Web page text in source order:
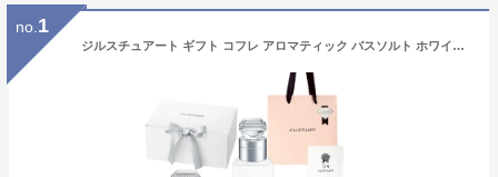
no. 1
ジルスチュアート ギフト コフレ アロマティック バスソルト ホワイトフローラル&ボディミルク ボディケア ギフトセット 【ギフトボックス、ショッパー、メッセージカード、ミニブーケ付】